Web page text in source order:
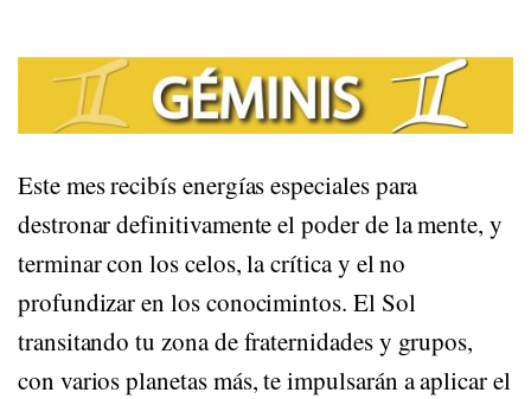
Este mes recibís energías especiales para
destronar definitivamente el poder de la mente, y
terminar con los celos, la crítica y el no
profundizar en los conocimintos. El Sol
transitando tu zona de fraternidades y grupos,
con varios planetas más, te impulsarán a aplicar el